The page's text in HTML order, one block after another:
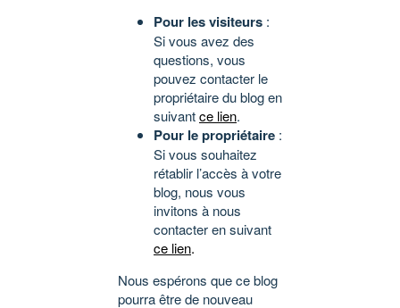
Pour les visiteurs :
Si vous avez des
questions, vous
pouvez contacter le
propriétaire du blog en
suivantce lien.
Pour le propriétaire :
Si vous souhaitez
rétablir l’accès à votre
blog, nous vous
invitons à nous
contacter en suivant
ce lien.
Nous espérons que ce blog
pourra être de nouveau